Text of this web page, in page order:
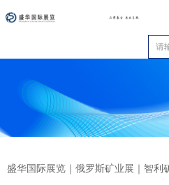
盛华国际展览｜俄罗斯矿业展｜智利